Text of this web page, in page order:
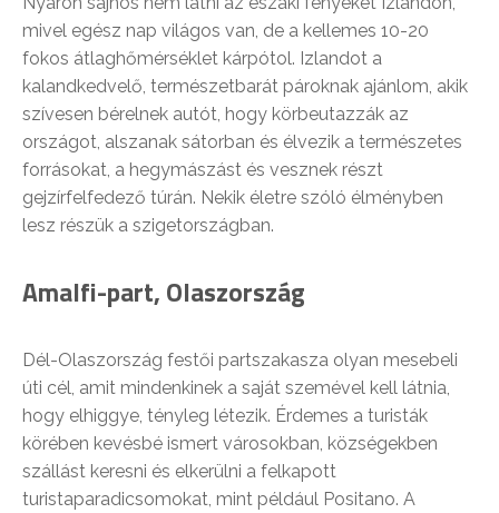
mivel egész nap világos van, de a kellemes 10-20
fokos átlaghőmérséklet kárpótol. Izlandot a
kalandkedvelő, természetbarát pároknak ajánlom, akik
szívesen bérelnek autót, hogy körbeutazzák az
országot, alszanak sátorban és élvezik a természetes
forrásokat, a hegymászást és vesznek részt
gejzírfelfedező túrán. Nekik életre szóló élményben
lesz részük a szigetországban.
Amalfi-part, Olaszország
Dél-Olaszország festői partszakasza olyan mesebeli
úti cél, amit mindenkinek a saját szemével kell látnia,
hogy elhiggye, tényleg létezik. Érdemes a turisták
körében kevésbé ismert városokban, községekben
szállást keresni és elkerülni a felkapott
turistaparadicsomokat, mint például Positano. A